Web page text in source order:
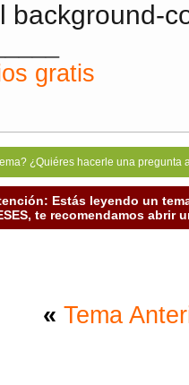
background-
gratis
¿Quiéres hacerle una
Estás leyendo un
te recomendamos abrir
« Tema